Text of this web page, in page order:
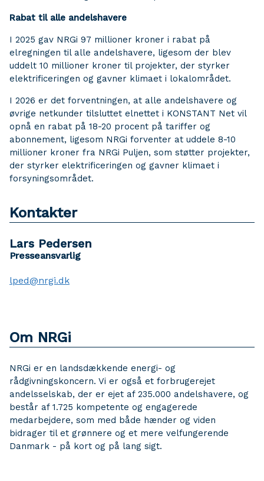
Rabat til alle andelshavere
I 2025 gav NRGi 97 millioner kroner i rabat på
elregningen til alle andelshavere, ligesom der blev
uddelt 10 millioner kroner til projekter, der styrker
elektrificeringen og gavner klimaet i lokalområdet.
I 2026 er det forventningen, at alle andelshavere og
øvrige netkunder tilsluttet elnettet i KONSTANT Net vil
opnå en rabat på 18-20 procent på tariffer og
abonnement, ligesom NRGi forventer at uddele 8-10
millioner kroner fra NRGi Puljen, som støtter projekter,
der styrker elektrificeringen og gavner klimaet i
forsyningsområdet.
Kontakter
Lars Pedersen
Presseansvarlig
lped@nrgi.dk
Om NRGi
NRGi er en landsdækkende energi- og
rådgivningskoncern. Vi er også et forbrugerejet
andelsselskab, der er ejet af 235.000 andelshavere, og
består af 1.725 kompetente og engagerede
medarbejdere, som med både hænder og viden
bidrager til et grønnere og et mere velfungerende
Danmark - på kort og på lang sigt.